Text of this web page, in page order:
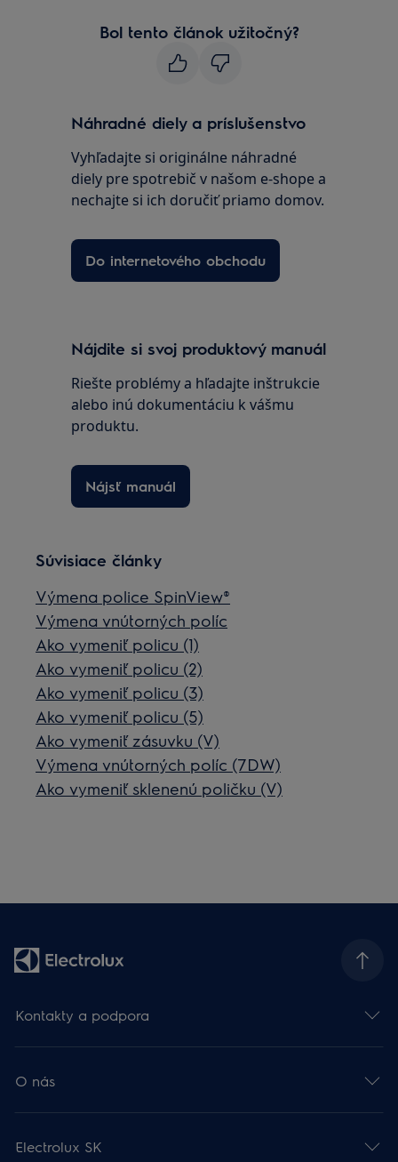
Bol tento článok užitočný?
Náhradné diely a príslušenstvo
Vyhľadajte si originálne náhradné
diely pre spotrebič v našom e-shope a
nechajte si ich doručiť priamo domov.
Do internetového obchodu
Nájdite si svoj produktový manuál
Riešte problémy a hľadajte inštrukcie
alebo inú dokumentáciu k vášmu
produktu.
Nájsť manuál
Súvisiace články
Výmena police SpinView®
Výmena vnútorných políc
Ako vymeniť policu (1)
Ako vymeniť policu (2)
Ako vymeniť policu (3)
Ako vymeniť policu (5)
Ako vymeniť zásuvku (V)
Výmena vnútorných políc (7DW)
Ako vymeniť sklenenú poličku (V)
Kontakty a podpora
O nás
Electrolux SK